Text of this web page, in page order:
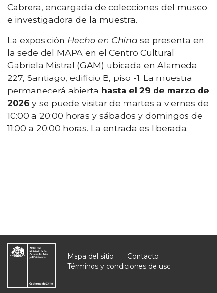
Cabrera, encargada de colecciones del museo
e investigadora de la muestra.
La exposición Hecho en China se presenta en
la sede del MAPA en el Centro Cultural
Gabriela Mistral (GAM) ubicada en Alameda
227, Santiago, edificio B, piso -1. La muestra
permanecerá abierta hasta el 29 de marzo de
2026 y se puede visitar de martes a viernes de
10:00 a 20:00 horas y sábados y domingos de
11:00 a 20:00 horas. La entrada es liberada.
Mapa del sitio
Contacto
Términos y condiciones de uso